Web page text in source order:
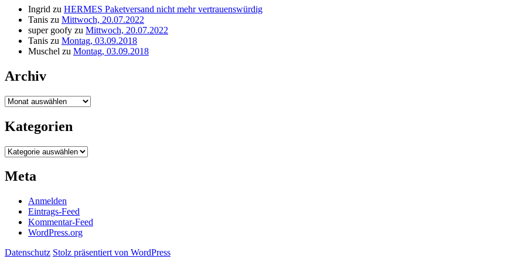
Ingrid zu HERMES Paketversand nicht mehr vertrauenswürdig
Tanis zu Mittwoch, 20.07.2022
super goofy zu Mittwoch, 20.07.2022
Tanis zu Montag, 03.09.2018
Muschel zu Montag, 03.09.2018
Archiv
Archiv
Kategorien
Kategorien
Meta
Anmelden
Eintrags-Feed
Kommentar-Feed
WordPress.org
Datenschutz Stolz präsentiert von WordPress